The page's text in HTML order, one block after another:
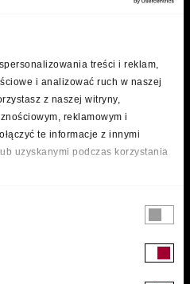
treści i reklam,
i analizować ruch w naszej
z naszej witryny,
reklamowym i
te informacje z innymi
uzyskanymi podczas korzystania